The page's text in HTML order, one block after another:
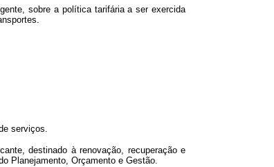
sobre a política tarifária a ser exercida
serviços.
destinado à renovação, recuperação e
Planejamento, Orçamento e Gestão.